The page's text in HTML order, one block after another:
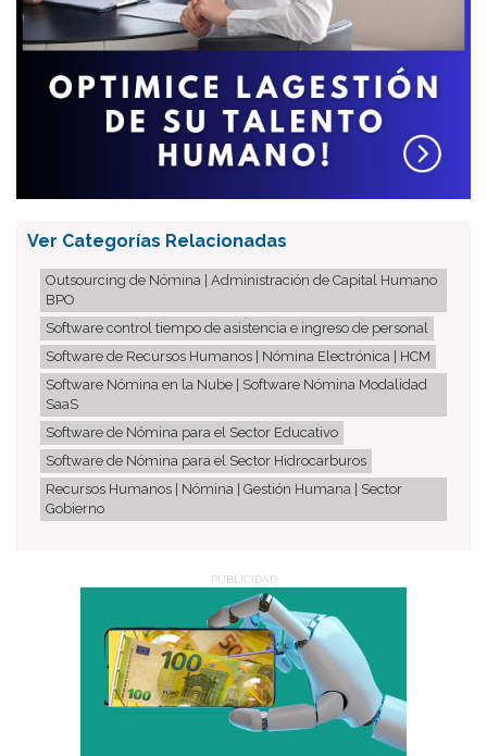
Ver Categorías Relacionadas
Outsourcing de Nómina | Administración de Capital Humano
BPO
Software control tiempo de asistencia e ingreso de personal
Software de Recursos Humanos | Nómina Electrónica | HCM
Software Nómina en la Nube | Software Nómina Modalidad
SaaS
Software de Nómina para el Sector Educativo
Software de Nómina para el Sector Hidrocarburos
Recursos Humanos | Nómina | Gestión Humana | Sector
Gobierno
PUBLICIDAD